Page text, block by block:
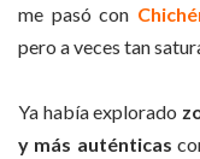
me pasó con
pero a veces tan
Ya había explorado
y más auténticas